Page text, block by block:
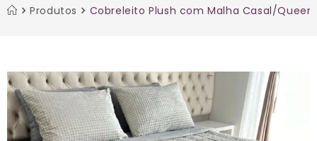
Produtos Cobreleito Plush com Malha Casal/